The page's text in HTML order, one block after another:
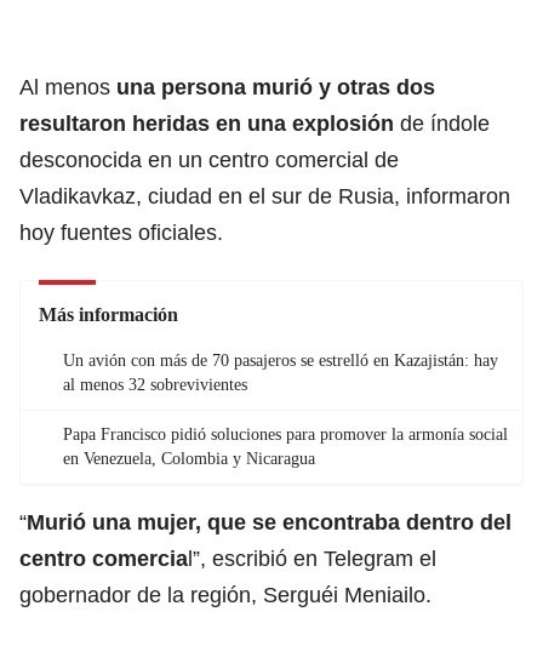
Al menos una persona murió y otras dos
resultaron heridas en una explosión de índole
desconocida en un centro comercial de
Vladikavkaz, ciudad en el sur de Rusia, informaron
hoy fuentes oficiales.
Más información
Un avión con más de 70 pasajeros se estrelló en Kazajistán: hay
al menos 32 sobrevivientes
Papa Francisco pidió soluciones para promover la armonía social
en Venezuela, Colombia y Nicaragua
“Murió una mujer, que se encontraba dentro del
centro comercial”, escribió en Telegram el
gobernador de la región, Serguéi Meniailo.